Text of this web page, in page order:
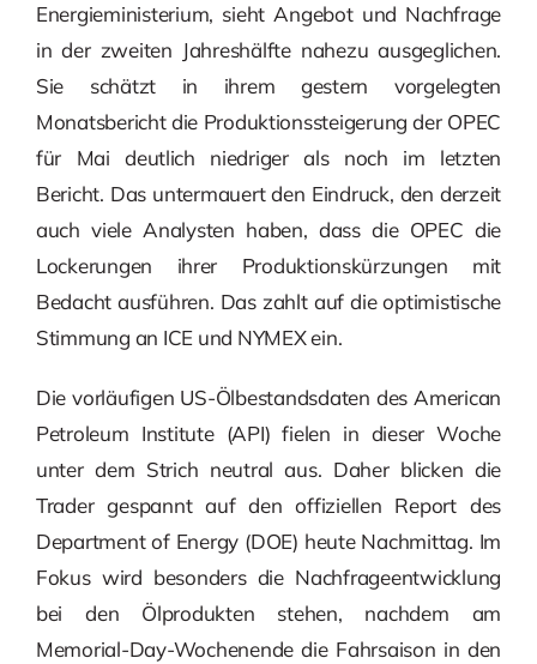
Energieministerium, sieht Angebot und Nachfrage
in der zweiten Jahreshälfte nahezu ausgeglichen.
Sie schätzt in ihrem gestern vorgelegten
Monatsbericht die Produktionssteigerung der OPEC
für Mai deutlich niedriger als noch im letzten
Bericht. Das untermauert den Eindruck, den derzeit
auch viele Analysten haben, dass die OPEC die
Lockerungen ihrer Produktionskürzungen mit
Bedacht ausführen. Das zahlt auf die optimistische
Stimmung an ICE und NYMEX ein.
Die vorläufigen US-Ölbestandsdaten des American
Petroleum Institute (API) fielen in dieser Woche
unter dem Strich neutral aus. Daher blicken die
Trader gespannt auf den offiziellen Report des
Department of Energy (DOE) heute Nachmittag. Im
Fokus wird besonders die Nachfrageentwicklung
bei den Ölprodukten stehen, nachdem am
Memorial-Day-Wochenende die Fahrsaison in den